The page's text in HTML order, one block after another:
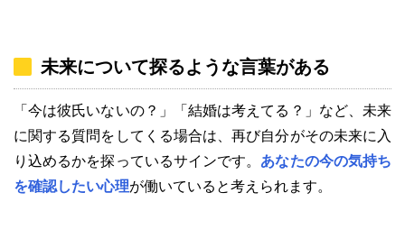
未来について探るような言葉がある
「今は彼氏いないの？」「結婚は考えてる？」など、未来
に関する質問をしてくる場合は、再び自分がその未来に入
り込めるかを探っているサインです。 あなたの今の気持ち
を確認したい心理が働いていると考えられます。